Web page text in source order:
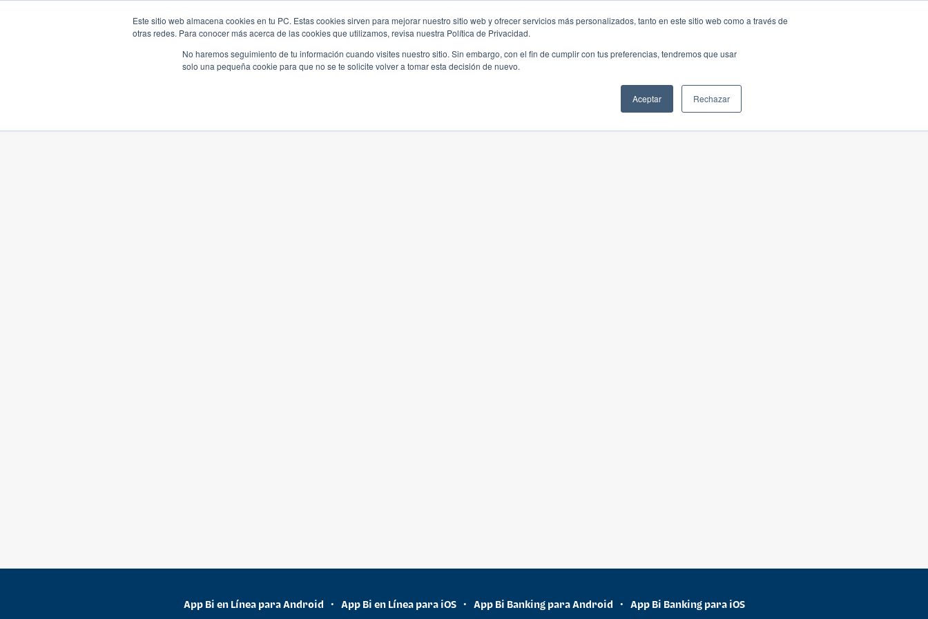
Este sitio web almacena cookies en tu PC. Estas cookies sirven para mejorar nuestro sitio web y ofrecer servicios más personalizados, tanto en este sitio web como a través de
otras redes. Para conocer más acerca de las cookies que utilizamos, revisa nuestra Política de Privacidad.
No haremos seguimiento de tu información cuando visites nuestro sitio. Sin embargo, con el fin de cumplir con tus preferencias, tendremos que usar
solo una pequeña cookie para que no se te solicite volver a tomar esta decisión de nuevo.
Aceptar Rechazar
App Bi en Línea para Android • App Bi en Línea para iOS • App Bi Banking para Android • App Bi Banking para iOS